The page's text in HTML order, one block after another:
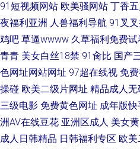
91短视频网站 欧美骚网站 丁香
夜福利亚洲 人兽福利导航 91叉
鸡吧 草逼wwww 久草福利免费试
青青 美女白丝18禁 91肏比 国产
色网址网站网址 97超在线视 免
操碰 欧美二级片网址 精品成人无
三级电影 免费黄色网址 成年版快
洲AV在线豆花 亚洲区成人 美女
成人日韩精品 日韩福利专区 欧美